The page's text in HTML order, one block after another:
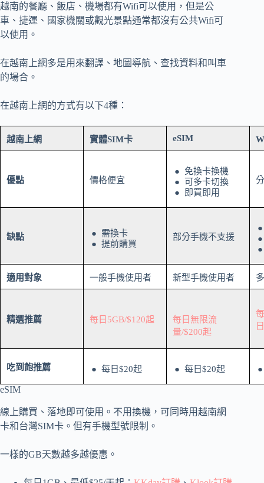
越南的餐廳、飯店、機場都有Wifi可以使用，但是公
車、捷運、國家機關或觀光景點通常都沒有公共Wifi可
以使用。
在越南上網多是用來翻譯、地圖導航、查找資料和叫車
的場合。
在越南上網的方式有以下4種：
越南上網 實體SIM卡 eSIM
優點 價格便宜
免換卡換機
可多卡切換
即買即用
缺點
需換卡
提前購買
部分手機不支援
適用對象 一般手機使用者 新型手機使用者
精選推薦 每日5GB/$120起
每日無限流
量/$200起
吃到飽推薦 每日$20起 每日$20起
eSIM
線上購買、落地即可使用。不用換機，可同時用越南網
卡和台灣SIM卡。但有手機型號限制。
一樣的GB天數越多越優惠。